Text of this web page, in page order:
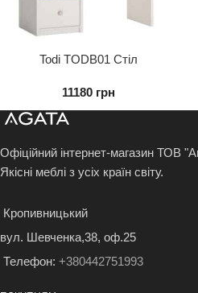
Todi TODB01 Стіл
11180 грн
Офіційний інтернет-магазин ТОВ
Якісні меблі з усіх країн світу.
Кропивницький
вул. Шевченка,38, оф.25
Телефон: +380442751993